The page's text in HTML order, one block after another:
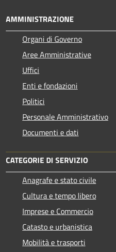
AMMINISTRAZIONE
Organi di Governo
Aree Amministrative
Uffici
Enti e fondazioni
Politici
Personale Amministrativo
Documenti e dati
CATEGORIE DI SERVIZIO
Anagrafe e stato civile
Cultura e tempo libero
Imprese e Commercio
Catasto e urbanistica
Mobilità e trasporti